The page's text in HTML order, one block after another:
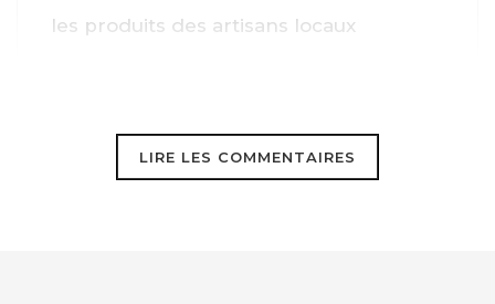
les produits des artisans locaux
LIRE LES COMMENTAIRES